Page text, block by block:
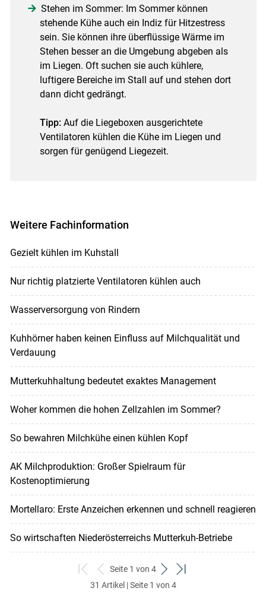
Stehen im Sommer: Im Sommer können
stehende Kühe auch ein Indiz für Hitzestress
sein. Sie können ihre überflüssige Wärme im
Stehen besser an die Umgebung abgeben als
im Liegen. Oft suchen sie auch kühlere,
luftigere Bereiche im Stall auf und stehen dort
dann dicht gedrängt.
Tipp: Auf die Liegeboxen ausgerichtete
Ventilatoren kühlen die Kühe im Liegen und
sorgen für genügend Liegezeit.
Weitere Fachinformation
Gezielt kühlen im Kuhstall
Nur richtig platzierte Ventilatoren kühlen auch
Wasserversorgung von Rindern
Kuhhörner haben keinen Einfluss auf Milchqualität und
Verdauung
Mutterkuhhaltung bedeutet exaktes Management
Woher kommen die hohen Zellzahlen im Sommer?
So bewahren Milchkühe einen kühlen Kopf
AK Milchproduktion: Großer Spielraum für
Kostenoptimierung
Mortellaro: Erste Anzeichen erkennen und schnell reagieren
So wirtschaften Niederösterreichs Mutterkuh-Betriebe
zum
ersten
zurück
zum
Seite 1 von 4
weiter
zum
zum
31 Artikel | Seite 1 von 4